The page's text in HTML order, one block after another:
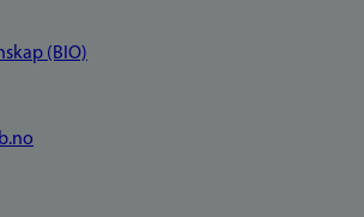
(BIO)